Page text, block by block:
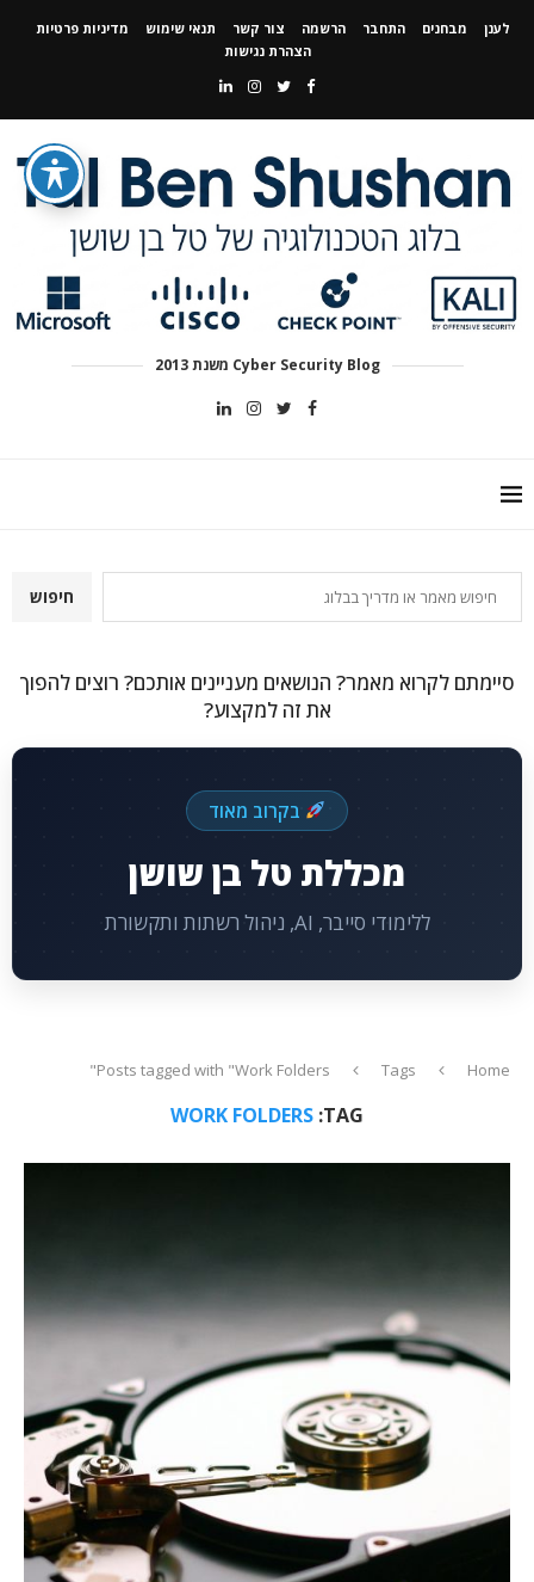
לענן מבחנים התחבר הרשמה צור קשר תנאי שימוש
מדיניות פרטיות
הצהרת נגישות
Cyber Security Blog משנת 2013
חיפוש
סיימתם לקרוא מאמר? הנושאים מעניינים אותכם? רוצים להפוך
את זה למקצוע?
בקרוב מאוד
מכללת טל בן שושן
ללימודי סייבר, AI, ניהול רשתות ותקשורת
Home
Tags
Posts tagged with "Work Folders"
TAG:
WORK FOLDERS